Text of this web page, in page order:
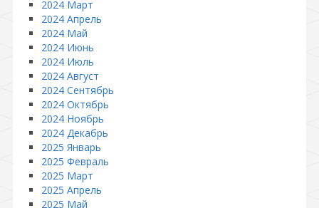
2024 Март
2024 Апрель
2024 Май
2024 Июнь
2024 Июль
2024 Август
2024 Сентябрь
2024 Октябрь
2024 Ноябрь
2024 Декабрь
2025 Январь
2025 Февраль
2025 Март
2025 Апрель
2025 Май